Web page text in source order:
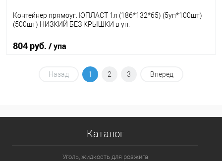
Контейнер прямоуг. ЮПЛАСТ 1л (186*132*65) (5уп*100шт)
(500шт) НИЗКИЙ БЕЗ КРЫШКИ в уп.
804 руб. / упа
В корзину
Назад 1 2 3 Вперед
Каталог
Уголь, жидкость для розжига